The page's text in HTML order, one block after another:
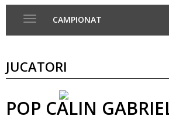
CAMPIONAT
JUCATORI
POP CALIN